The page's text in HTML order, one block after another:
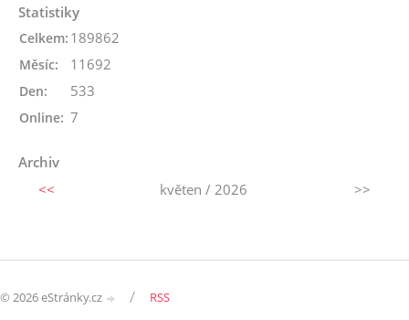
Statistiky
Online: 7
Celkem: 189862
Měsíc: 11692
Den: 533
Archiv
<<
květen / 2026 >>
© 2026 eStránky.cz / RSS